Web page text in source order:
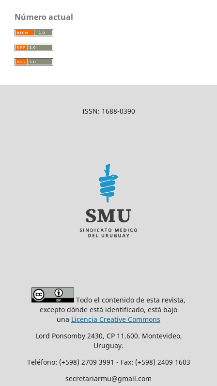
Número actual
ISSN: 1688-0390
Todo el contenido de esta revista,
excepto dónde está identificado, está bajo
una Licencia Creative Commons
Lord Ponsomby 2430, CP 11.600. Montevideo,
Uruguay.
Teléfono: (+598) 2709 3991 - Fax: (+598) 2409 1603
secretariarmu@gmail.com